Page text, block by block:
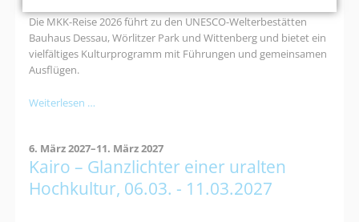
Die MKK-Reise 2026 führt zu den UNESCO-Welterbestätten
Bauhaus Dessau, Wörlitzer Park und Wittenberg und bietet ein
vielfältiges Kulturprogramm mit Führungen und gemeinsamen
Ausflügen.
Weiterlesen …Kultur-
nach
Dessau:
Bauhaus,
Gartenreich
6. März 2027–11. März 2027
Kairo – Glanzlichter einer uralten
Hochkultur, 06.03. - 11.03.2027